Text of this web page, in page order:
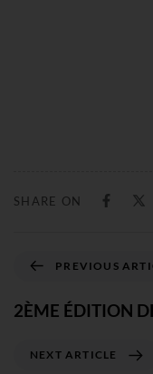
SHARE ON
PREVIOUS
2ÈME ÉDITION
NEXT ARTICLE